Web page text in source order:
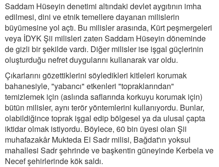
Saddam Hüseyin denetimi altındaki devlet aygıtının imha
edilmesi, dini ve etnik temellere dayanan milislerin
büyümesine yol açtı. Bu milisler arasında, Kürt peşmergeleri
veya İDYK Şii milisleri zaten Saddam Hüseyin döneminde
de gizli bir şekilde vardı. Diğer milisler ise işgal güçlerinin
oluşturduğu nefret duygularını kullanarak var oldu.
Çıkarlarını gözettiklerini söyledikleri kitleleri korumak
bahanesiyle, "yabancı" etkenleri "topraklarından"
temizlemek için (aslında saflarında korkuyu korumak için)
bütün milisler, aynı terör yöntemlerini kullanıyordu. Bunlar,
olabildiğince toprak işgal edip bölgesel ya da ulusal çapta
iktidar olmak istiyordu. Böylece, 60 bin üyesi olan Şii
muhafazakâr Mukteda El Sadr milisi, Bağdat'ın yoksul
mahallesi Sadr şehrinde ve başkentin güneyinde Kerbela ve
Necef şehirlerinde kök saldı.